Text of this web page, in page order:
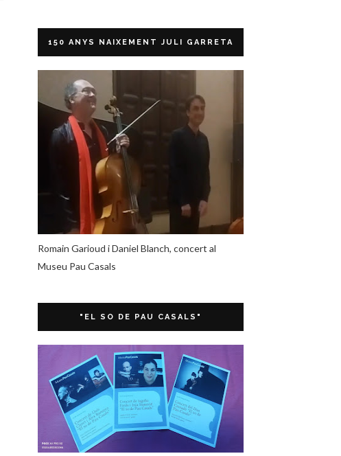
150 ANYS NAIXEMENT JULI GARRETA
Romain Garioud i Daniel Blanch, concert al
Museu Pau Casals
"EL SO DE PAU CASALS"